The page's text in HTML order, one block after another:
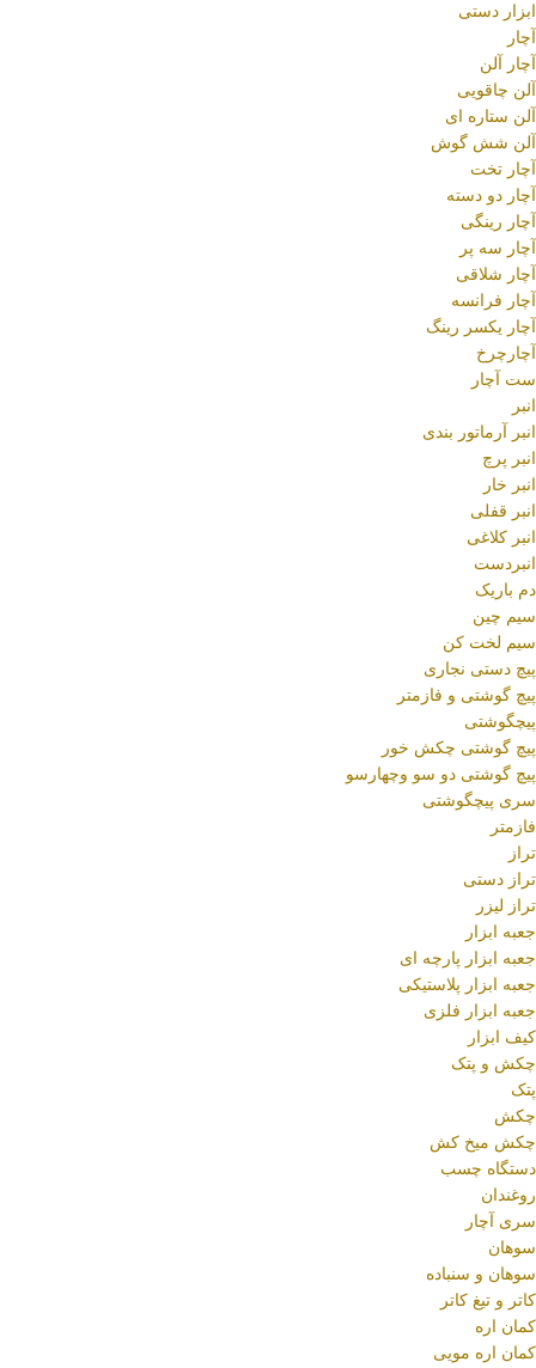
ابزار دستی
آچار
آچار آلن
آلن چاقویی
آلن ستاره ای
آلن شش گوش
آچار تخت
آچار دو دسته
آچار رینگی
آچار سه پر
آچار شلاقی
آچار فرانسه
آچار یکسر رینگ
آچارچرخ
ست آچار
انبر
انبر آرماتور بندی
انبر پرچ
انبر خار
انبر قفلی
انبر کلاغی
انبردست
دم باریک
سیم چین
سیم لخت کن
پیچ دستی نجاری
پیچ گوشتی و فازمتر
پیچگوشتی
پیچ گوشتی چکش خور
پیچ گوشتی دو سو وچهارسو
سری پیچگوشتی
فازمتر
تراز
تراز دستی
تراز لیزر
جعبه ابزار
جعبه ابزار پارچه ای
جعبه ابزار پلاستیکی
جعبه ابزار فلزی
کیف ابزار
چکش و پتک
پتک
چکش
چکش میخ کش
دستگاه چسب
روغندان
سری آچار
سوهان
سوهان و سنباده
کاتر و تیغ کاتر
کمان اره
کمان اره مویی